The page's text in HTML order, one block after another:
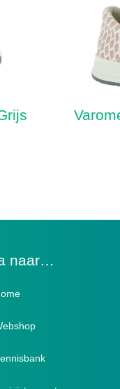
naar…
Verbandschoenen /